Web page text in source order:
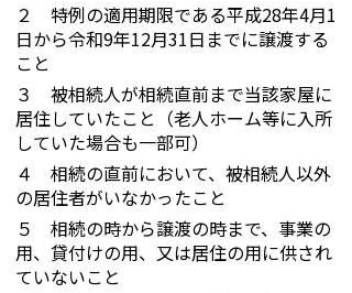
２ 特例の適用期限である平成28年4月1
日から令和9年12月31日までに譲渡する
こと
３ 被相続人が相続直前まで当該家屋に
居住していたこと（老人ホーム等に入所
していた場合も一部可）
４ 相続の直前において、被相続人以外
の居住者がいなかったこと
５ 相続の時から譲渡の時まで、事業の
用、貸付けの用、又は居住の用に供され
ていないこと